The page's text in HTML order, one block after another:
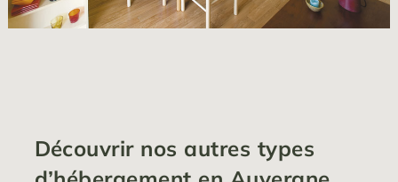
Découvrir nos autres types